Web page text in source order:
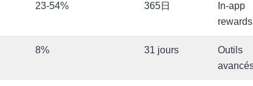
23-54% 365日
In-app
rewards
8% 31 jours
Outils